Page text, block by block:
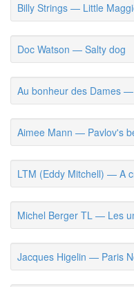
Billy Strings — Little
Doc Watson — Salty dog
Au bonheur des Dames
Aimee Mann — Pavlov's
LTM (Eddy Mitchell) — A
Michel Berger TL — Les
Jacques Higelin — Paris